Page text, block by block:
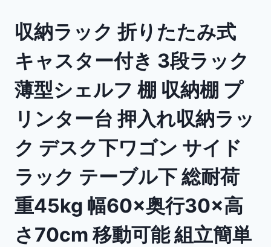
収納ラック 折りたたみ式
キャスター付き 3段ラック
薄型シェルフ 棚 収納棚 プ
リンター台 押入れ収納ラッ
ク デスク下ワゴン サイド
ラック テーブル下 総耐荷
重45kg 幅60×奥行30×高
さ70cm 移動可能 組立簡単